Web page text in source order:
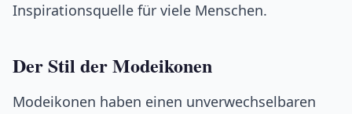
Inspirationsquelle für viele Menschen.
Der Stil der Modeikonen
Modeikonen haben einen unverwechselbaren